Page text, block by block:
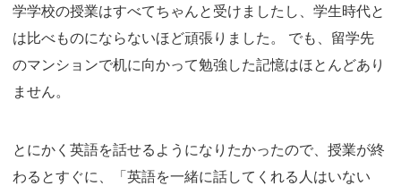
学学校の授業はすべてちゃんと受けましたし、学生時代と
は比べものにならないほど頑張りました。 でも、留学先
のマンションで机に向かって勉強した記憶はほとんどあり
ません。
とにかく英語を話せるようになりたかったので、授業が終
わるとすぐに、「英語を一緒に話してくれる人はいない